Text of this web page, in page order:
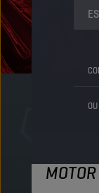
MOTOR